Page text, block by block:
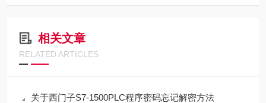
相关文章
RELATED ARTICLES
关于西门子S7-1500PLC程序密码忘记解密方法